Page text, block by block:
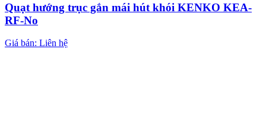
Quạt hướng trục gắn mái hút khói KENKO KEA-
RF-No
Giá bán: Liên hệ